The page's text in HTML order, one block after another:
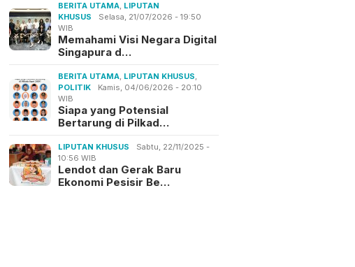
BERITA UTAMA, LIPUTAN
KHUSUS
Selasa, 21/07/2026 - 19:50
WIB
Memahami Visi Negara Digital
Singapura d…
BERITA UTAMA, LIPUTAN KHUSUS,
POLITIK
Kamis, 04/06/2026 - 20:10
WIB
Siapa yang Potensial
Bertarung di Pilkad…
LIPUTAN KHUSUS
Sabtu, 22/11/2025 -
10:56 WIB
Lendot dan Gerak Baru
Ekonomi Pesisir Be…